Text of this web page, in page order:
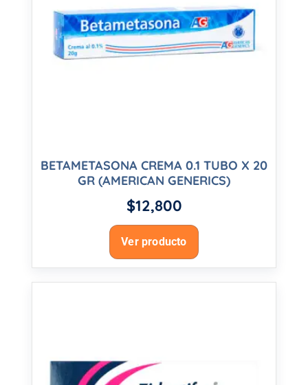
BETAMETASONA CREMA 0.1 TUBO X 20
GR (AMERICAN GENERICS)
$12,800
Ver producto